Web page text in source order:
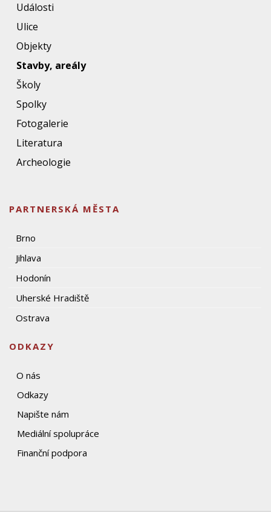
Události
Ulice
Objekty
Stavby, areály
Školy
Spolky
Fotogalerie
Literatura
Archeologie
PARTNERSKÁ MĚSTA
Brno
Jihlava
Hodonín
Uherské Hradiště
Ostrava
ODKAZY
O nás
Odkazy
Napište nám
Mediální spolupráce
Finanční podpora